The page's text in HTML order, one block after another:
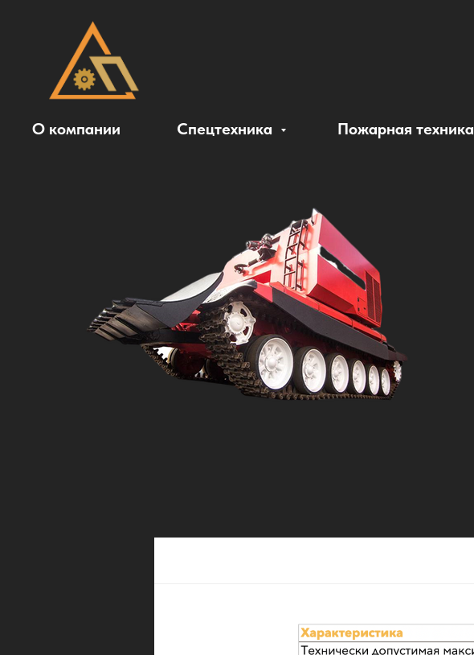
О компании Спецтехника Пожарная техника